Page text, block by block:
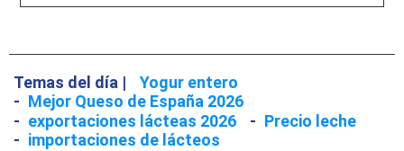
Temas del día |
Yogur entero
- Mejor Queso de España 2026
- exportaciones lácteas 2026 - Precio leche
- importaciones de lácteos